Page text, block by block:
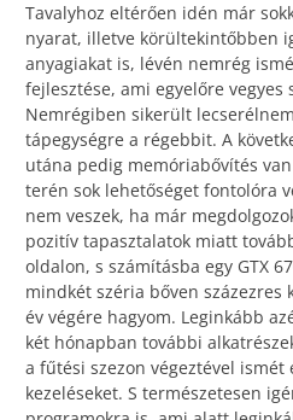
Tavalyhoz eltérően idén már
nyarat, illetve körültekintőbben
anyagiakat is, lévén nemrég
fejlesztése, ami egyelőre
Nemrégiben sikerült
tápegységre a régebbit. A
utána pedig memóriabővítés
terén sok lehetőséget fontolóra
nem veszek, ha már
pozitív tapasztalatok miatt
oldalon, s számításba egy GTX
mindkét széria bőven százezres
év végére hagyom. Leginkább
két hónapban további
a fűtési szezon végeztével ismét
kezeléseket. S természetesen